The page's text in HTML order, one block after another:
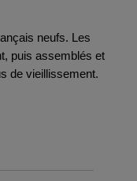
neufs. Les
puis assemblés et
de vieillissement.